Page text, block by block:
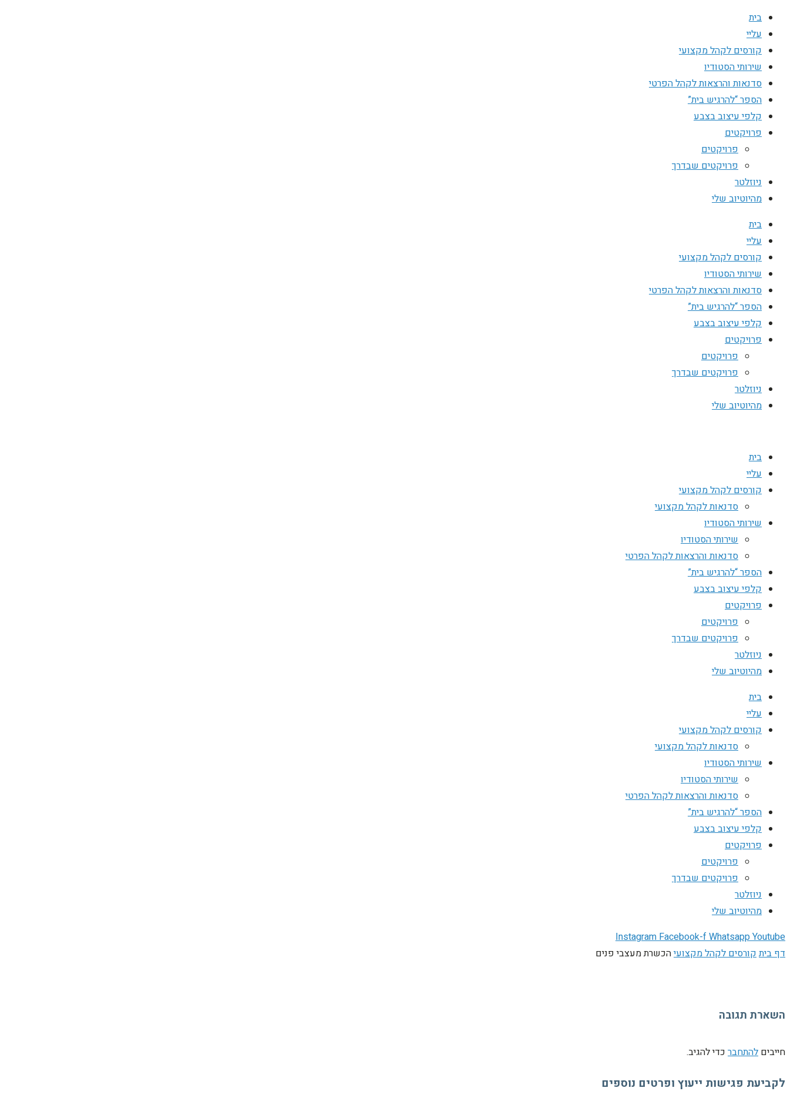
בית
עליי
קורסים לקהל מקצועי
שירותי הסטודיו
סדנאות והרצאות לקהל הפרטי
הספר “להרגיש בית”
קלפי עיצוב בצבע
פרויקטים
פרויקטים
פרויקטים שבדרך
ניוזלטר
מהיוטיוב שלי
בית
עליי
קורסים לקהל מקצועי
שירותי הסטודיו
סדנאות והרצאות לקהל הפרטי
הספר “להרגיש בית”
קלפי עיצוב בצבע
פרויקטים
פרויקטים
פרויקטים שבדרך
ניוזלטר
מהיוטיוב שלי
בית
עליי
קורסים לקהל מקצועי
סדנאות לקהל מקצועי
שירותי הסטודיו
שירותי הסטודיו
סדנאות והרצאות לקהל הפרטי
הספר “להרגיש בית”
קלפי עיצוב בצבע
פרויקטים
פרויקטים
פרויקטים שבדרך
ניוזלטר
מהיוטיוב שלי
בית
עליי
קורסים לקהל מקצועי
סדנאות לקהל מקצועי
שירותי הסטודיו
שירותי הסטודיו
סדנאות והרצאות לקהל הפרטי
הספר “להרגיש בית”
קלפי עיצוב בצבע
פרויקטים
פרויקטים
פרויקטים שבדרך
ניוזלטר
מהיוטיוב שלי
InstagramFacebook-fWhatsappYoutube
דף ביתקורסים לקהל מקצועיהכשרת מעצבי פנים
השארת תגובה
חייבים להתחבר כדי להגיב.
לקביעת פגישות ייעוץ ופרטים נוספים